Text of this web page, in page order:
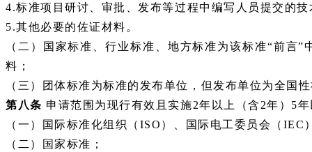
4.标准项目研讨、审批、发布等过程中编写人员提交的
5.其他必要的佐证材料。
（二）国家标准、行业标准、地方标准为该标准“前言”
料；
（三）团体标准为标准的发布单位，但发布单位为全国
第八条 申请范围为现行有效且实施2年以上（含2年）5
（一）国际标准化组织（ ISO）、国际电工委员会（IEC
（二）国家标准；